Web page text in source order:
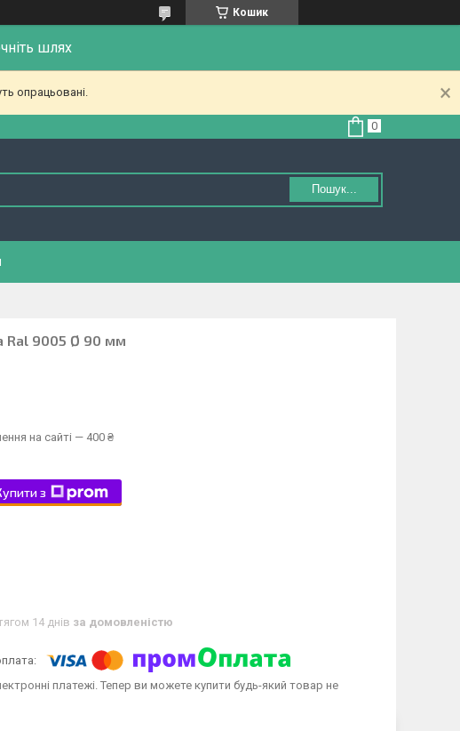
Кошик
шлях
опрацьовані.
Пошук...
Ral 9005 Ø 90 мм
на сайті — 400 ₴
з
14 днів за домовленістю
платежі. Тепер ви можете купити будь-який товар не